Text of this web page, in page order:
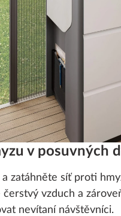
v posuvných
zatáhněte síť proti
vzduch a
nevítaní návštěvníci.